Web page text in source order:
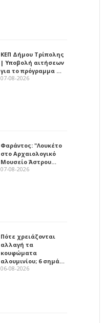
ΚΕΠ Δήμου Τρίπολης
| Υποβολή αιτήσεων
για το πρόγραμμα …
07-08-2026
Φαράντος: "Λουκέτο
στο Αρχαιολογικό
Μουσείο Άστρου…
07-08-2026
Πότε χρειάζονται
αλλαγή τα
κουφώματα
αλουμινίου; 6 σημά…
06-08-2026